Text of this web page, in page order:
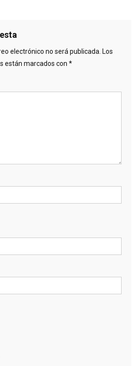
electrónico no será publicada. Los
están marcados con *